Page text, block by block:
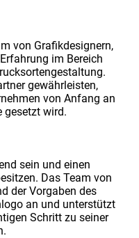
von Grafikdesignern,
im Bereich
gewährleisten,
von Anfang an
gesetzt wird.
sein und einen
Das Team von
der Vorgaben des
an und unterstützt
Schritt zu seiner